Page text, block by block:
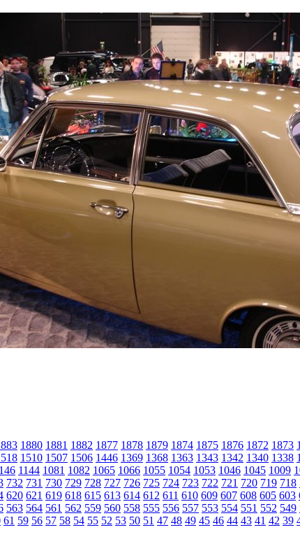
1880 1881 1882 1877 1878 1879 1874 1875 1876 1872 1873
1510 1507 1506 1446 1369 1368 1363 1343 1342 1340 1338
1144 1081 1082 1065 1066 1055 1054 1053 1046 1045 1009
732 731 730 729 728 727 726 725 724 723 722 721 720 719 718
620 621 619 618 615 613 614 612 611 610 609 607 608 605 603
563 564 561 562 559 560 558 555 556 557 553 554 551 552 549
61 59 56 57 58 54 55 52 53 50 51 47 48 49 45 46 44 43 41 42 39